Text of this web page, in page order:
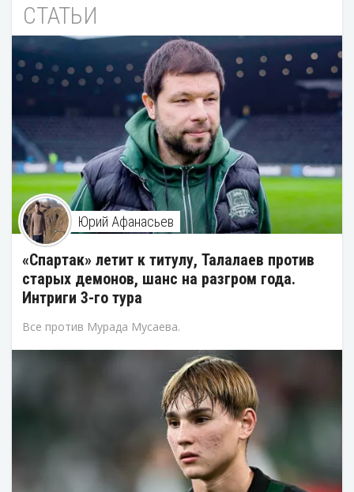
СТАТЬИ
Юрий Афанасьев
«Спартак» летит к титулу, Талалаев против
старых демонов, шанс на разгром года.
Интриги 3-го тура
Все против Мурада Мусаева.